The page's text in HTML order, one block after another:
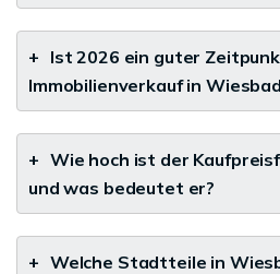
+ Ist 2026 ein guter
Immobilienverkauf in
+ Wie hoch ist der
und was bedeutet er?
+ Welche Stadtteile in